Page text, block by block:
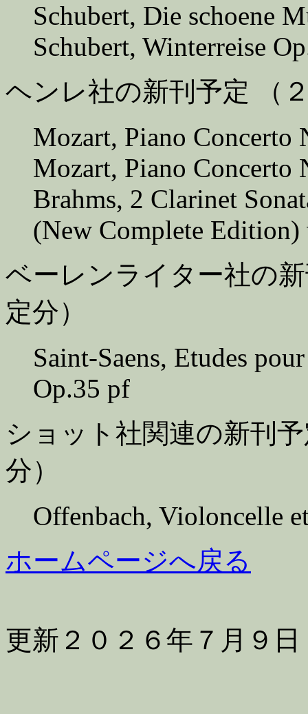
Schubert, Die schoene
Schubert, Winterreise
ヘンレ社の新刊予定 （
Mozart, Piano
Mozart, Piano Concerto
Brahms, 2 Clarinet
(New Complete
ベーレンライター社の
定分）
Saint-Saens, Etudes
Op.35 pf
ショット社関連の新刊
分）
Offenbach, Violoncelle
ホームページへ戻る
更新２０２６年７月９日